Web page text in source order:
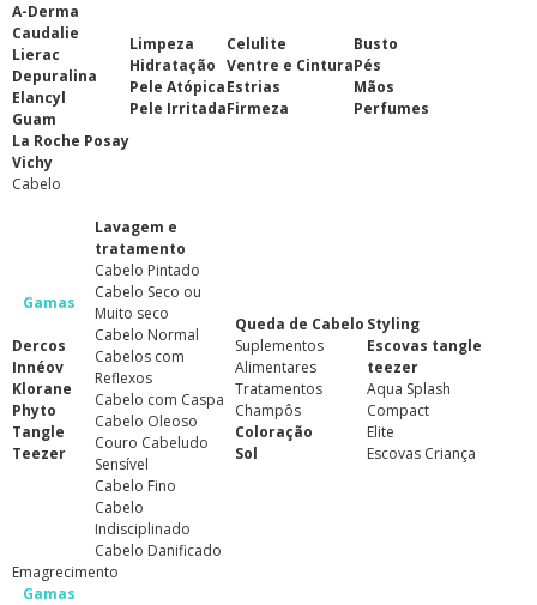
A-Derma
Caudalie
Lierac
Depuralina
Elancyl
Guam
La Roche Posay
Vichy
Limpeza
Hidratação
Pele Atópica
Pele Irritada
Celulite
Ventre e Cintura
Estrias
Firmeza
Busto
Pés
Mãos
Perfumes
Cabelo
Gamas
Dercos
Innéov
Klorane
Phyto
Tangle
Teezer
Lavagem e
tratamento
Cabelo Pintado
Cabelo Seco ou
Muito seco
Cabelo Normal
Cabelos com
Reflexos
Cabelo com Caspa
Cabelo Oleoso
Couro Cabeludo
Sensível
Cabelo Fino
Cabelo
Indisciplinado
Cabelo Danificado
Queda de Cabelo
Suplementos
Alimentares
Tratamentos
Champôs
Coloração
Sol
Styling
Escovas tangle
teezer
Aqua Splash
Compact
Elite
Escovas Criança
Emagrecimento
Gamas